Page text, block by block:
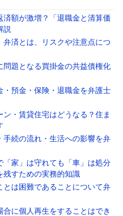
済額が激増？「退職金と清算価
説
済とは、リスクや注意点につ
題となる買掛金の共益債権化
預金・保険・退職金を弁護士
・賃貸住宅はどうなる？住ま
続の流れ・生活への影響を弁
「家」は守れても「車」は処分
残すための実務的知識
は困難であることについて弁
に個人再生をすることはでき